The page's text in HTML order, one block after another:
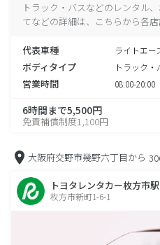
トラック・バスなどのレンタル
てなどの詳細は、こちらから各店
代表車種 ライトエー
ボディタイプ トラック
営業時間 08:00-20:00
6時間まで5,500円
免責補償制度1,100円
大阪府交野市幾野六丁目から
トヨタレンタカー枚方市
枚方市新町1-6-1